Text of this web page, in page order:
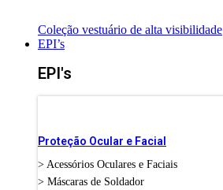
Coleção vestuário de alta visibilidade
EPI’s
EPI's
Proteção Ocular e Facial
> Acessórios Oculares e Faciais
> Máscaras de Soldador